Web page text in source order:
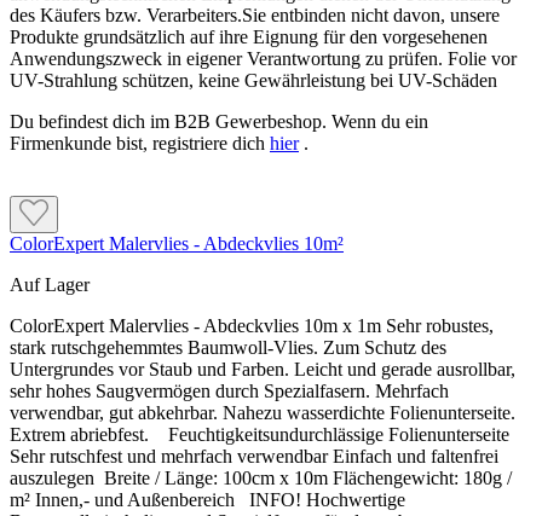
des Käufers bzw. Verarbeiters.Sie entbinden nicht davon, unsere
Produkte grundsätzlich auf ihre Eignung für den vorgesehenen
Anwendungszweck in eigener Verantwortung zu prüfen. Folie vor
UV-Strahlung schützen, keine Gewährleistung bei UV-Schäden
Du befindest dich im B2B Gewerbeshop. Wenn du ein
Firmenkunde bist, registriere dich hier.
ColorExpert Malervlies - Abdeckvlies 10m²
Auf Lager
ColorExpert Malervlies - Abdeckvlies 10m x 1m Sehr robustes,
stark rutschgehemmtes Baumwoll-Vlies. Zum Schutz des
Untergrundes vor Staub und Farben. Leicht und gerade ausrollbar,
sehr hohes Saugvermögen durch Spezialfasern. Mehrfach
verwendbar, gut abkehrbar. Nahezu wasserdichte Folienunterseite.
Extrem abriebfest. Feuchtigkeitsundurchlässige Folienunterseite
Sehr rutschfest und mehrfach verwendbar Einfach und faltenfrei
auszulegen Breite / Länge: 100cm x 10m Flächengewicht: 180g /
m² Innen,- und Außenbereich INFO! Hochwertige